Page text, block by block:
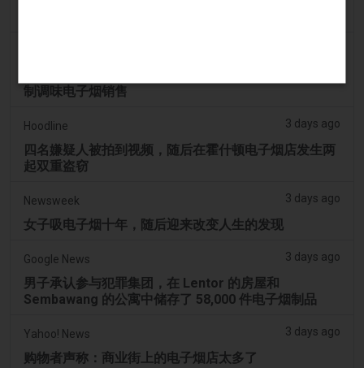
制调味电子烟销售
Hoodline 3 days ago
四名嫌疑人被拍到视频，随后在霍什顿电子烟店发生两
起双重盗窃
Newsweek 3 days ago
女子吸电子烟十年，随后迎来改变人生的发现
Google News 3 days ago
男子承认参与犯罪集团，在 Lentor 的房屋和
Sembawang 的公寓中储存了 58,000 件电子烟制品
Yahoo! News 3 days ago
购物者声称：商业街上的电子烟店太多了